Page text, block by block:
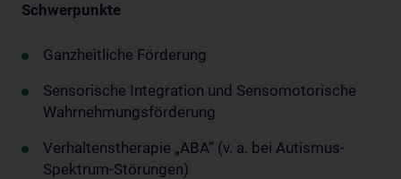
Schwerpunkte
Ganzheitliche Förderung
Sensorische Integration und Sensomotorische
Wahrnehmungsförderung
Verhaltenstherapie „ABA“ (v. a. bei Autismus-
Spektrum-Störungen)